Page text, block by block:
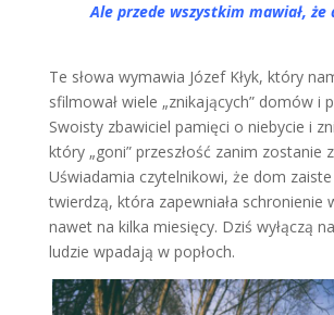
Ale przede wszystkim mawiał, że
Te słowa wymawia Józef Kłyk, który
sfilmował wiele „znikających” domów i
Swoisty zbawiciel pamięci o niebycie i
który „goni” przeszłość zanim zostanie
Uświadamia czytelnikowi, że dom zaiste
twierdzą, która zapewniała schronienie
nawet na kilka miesięcy. Dziś wyłączą
ludzie wpadają w popłoch.